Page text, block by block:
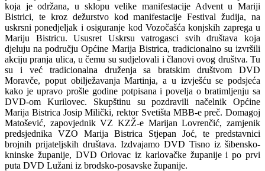
koja je održana, u sklopu velike manifestacije Advent u Mariji
Bistrici, te kroz dežurstvo kod manifestacije Festival žudija, na
uskrsni ponedjeljak i osiguranje kod Vozočašća konjskih zaprega u
Mariju Bistricu. Ususret Uskrsu vatrogasci svih društava koja
djeluju na području Općine Marija Bistrica, tradicionalno su izvršili
akciju pranja ulica, u čemu su sudjelovali i članovi ovog društva. Tu
su i već tradicionalna druženja sa bratskim društvom DVD
Moravče, poput obilježavanja Martinja, a u izvješću se podsjeća
kako je upravo prošle godine potpisana i povelja o bratimljenju sa
DVD-om Kurilovec. Skupštinu su pozdravili načelnik Općine
Marija Bistrica Josip Milički, rektor Svetišta MBB-e preč. Domagoj
Matošević, zapovjednik VZ KZŽ-e Marijan Lovrenčić, zamjenik
predsjednika VZO Marija Bistrica Stjepan Joć, te predstavnici
brojnih prijateljskih društava. Izdvajamo DVD Tisno iz šibensko-
kninske županije, DVD Orlovac iz karlovačke županije i po prvi
puta DVD Lužani iz brodsko-posavske županije.